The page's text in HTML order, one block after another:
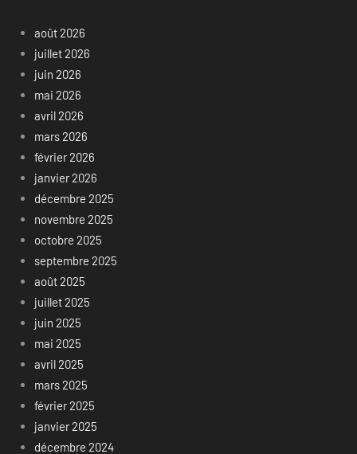
août 2026
juillet 2026
juin 2026
mai 2026
avril 2026
mars 2026
février 2026
janvier 2026
décembre 2025
novembre 2025
octobre 2025
septembre 2025
août 2025
juillet 2025
juin 2025
mai 2025
avril 2025
mars 2025
février 2025
janvier 2025
décembre 2024